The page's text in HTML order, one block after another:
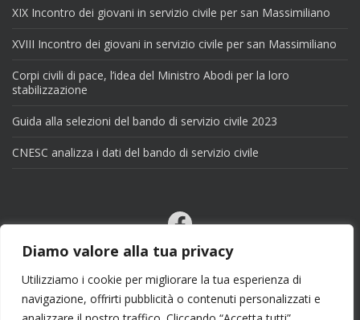
Diamo valore alla tua privacy
Utilizziamo i cookie per migliorare la tua esperienza di
navigazione, offrirti pubblicità o contenuti personalizzati e
XIX Incontro dei giovani in servizio civile per san Massimiliano
XVIII Incontro dei giovani in servizio civile per san Massimiliano
Corpi civili di pace, l’idea del Ministro Abodi per la loro
stabilizzazione
Guida alla selezioni del bando di servizio civile 2023
CNESC analizza i dati del bando di servizio civile
Facebook
Email
X